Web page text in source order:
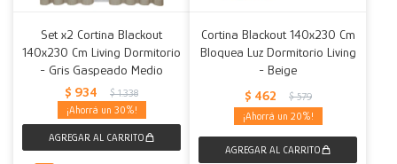
Set x2 Cortina Blackout
140x230 Cm Living Dormitorio
- Gris Gaspeado Medio
$ 934 $ 1.338
30
Cortina Blackout 140x230 Cm
Bloquea Luz Dormitorio Living
- Beige
$ 462 $ 579
20